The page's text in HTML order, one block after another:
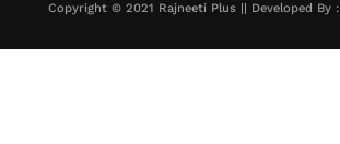
Copyright © 2021 Rajneeti Plus || Developed By :